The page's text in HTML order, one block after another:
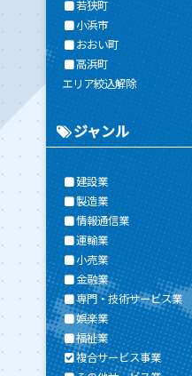
若狭町
小浜市
おおい町
高浜町
エリア絞込解除
ジャンル
建設業
製造業
情報通信業
運輸業
小売業
金融業
専門・技術サービス業
娯楽業
福祉業
複合サービス事業